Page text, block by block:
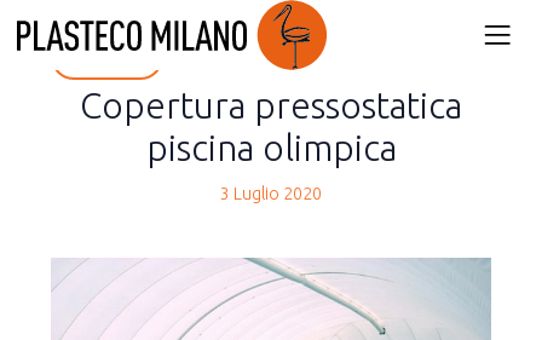
back
Copertura pressostatica
piscina olimpica
3 Luglio 2020